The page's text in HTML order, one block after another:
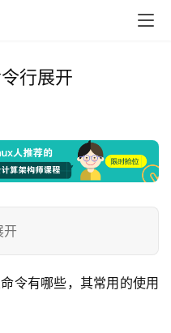
行展开
开
令有哪些，其常用的使用